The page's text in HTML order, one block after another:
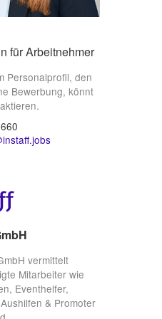
für Arbeitnehmer
Personalprofil, den
Bewerbung, könnt
vermittelt
Mitarbeiter wie
Eventhelfer,
& Promoter